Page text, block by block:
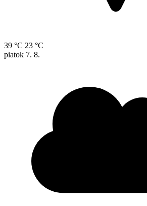
39 °C 23 °C
piatok 7. 8.